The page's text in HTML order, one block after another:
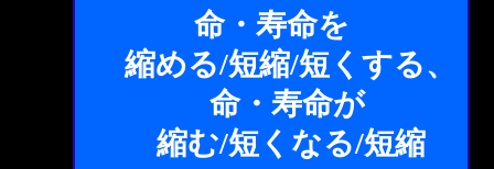
命・寿命を
縮める/短縮/短くする、
命・寿命が
縮む/短くなる/短縮